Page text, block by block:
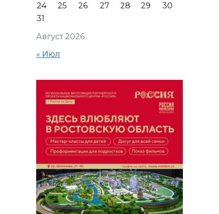
Август 2026
24
25 26 27 28 29
30
31
« Июл